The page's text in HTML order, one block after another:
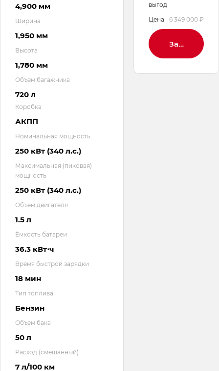
4,900 мм
Ширина
1,950 мм
Высота
1,780 мм
Объем багажника
720 л
Коробка
АКПП
Номинальная мощность
250 кВт (340 л.с.)
Максимальная (пиковая)
мощность
250 кВт (340 л.с.)
Объем двигателя
1.5 л
Ёмкость батареи
36.3 кВт⋅ч
Время быстрой зарядки
18 мин
Тип топлива
Бензин
Объем бака
50 л
Расход (смешанный)
7 л/100 км
выгод
Цена 6 349 000 ₽